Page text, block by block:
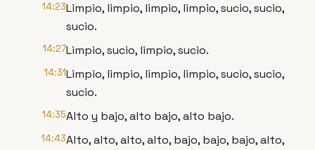
14:23Limpio, limpio, limpio, limpio, sucio, sucio,
sucio.
14:27Limpio, sucio, limpio, sucio.
14:31Limpio, limpio, limpio, limpio, sucio, sucio,
sucio.
14:35Alto y bajo, alto bajo, alto bajo.
14:43Alto, alto, alto, alto, bajo, bajo, bajo, alto,